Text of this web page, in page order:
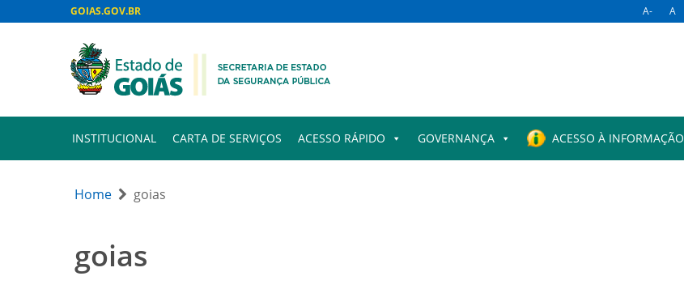
GOIAS.GOV.BR A- A
INSTITUCIONAL CARTA DE SERVIÇOS ACESSO RÁPIDO GOVERNANÇA ACESSO À INFORMAÇÃO
Home goias
goias